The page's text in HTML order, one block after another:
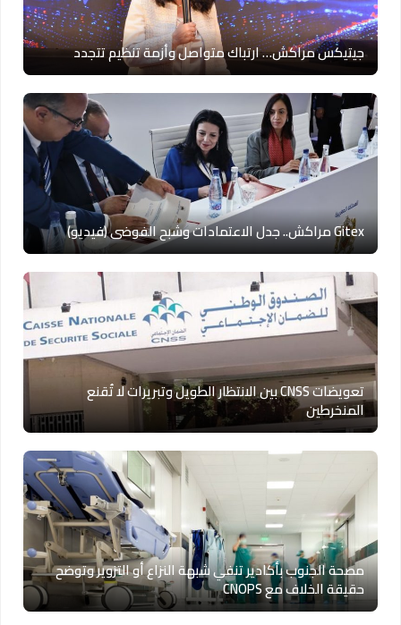
جيتيكس مراكش… ارتباك متواصل وأزمة تنظيم تتجدد
Gitex مراكش.. جدل الاعتمادات وشبح الفوضى (فيديو)
تعويضات CNSS بين الانتظار الطويل وتبريرات لا تُقنع
المنخرطين
مصحة الجنوب بأكادير تنفي شبهة النزاع أو التزوير وتوضح
حقيقة الخلاف مع CNOPS